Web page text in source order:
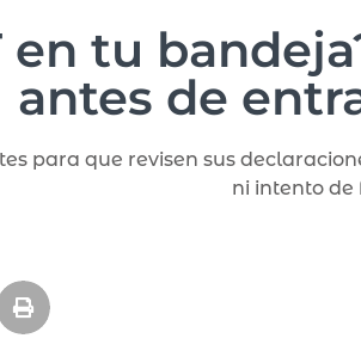
en tu
antes de
para que revisen sus
ni intento de